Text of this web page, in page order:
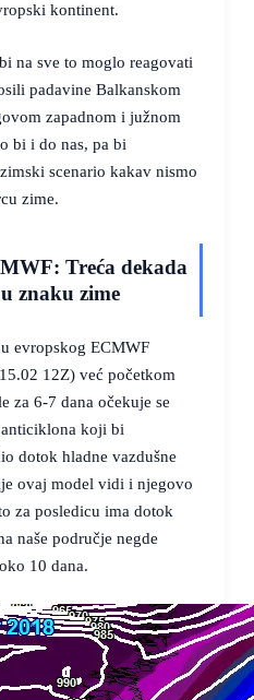
kontinent.
na sve to moglo reagovati
padavine Balkanskom
zapadnom i južnom
bi i do nas, pa bi
scenario kakav nismo
zime.
Treća dekada
znaku zime
evropskog ECMWF
12Z) već početkom
za 6-7 dana očekuje se
koji bi
dotok hladne vazdušne
ovaj model vidi i njegovo
za posledicu ima dotok
naše područje negde
10 dana.